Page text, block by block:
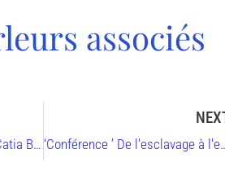
associés
‘ Vive le plastique ! ’ avec Catia Bastioli ‘Conférence ’ De